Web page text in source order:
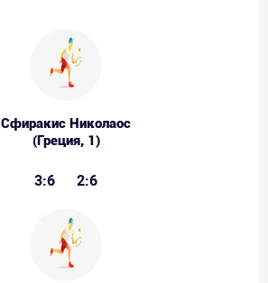
Сфиракис Николаос
(Греция, 1)
3:6 2:6